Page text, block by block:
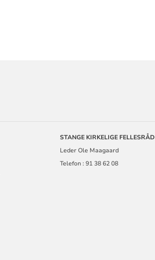
STANGE KIRKELIGE FELLESRÅD
Leder Ole Maagaard
Telefon : 91 38 62 08